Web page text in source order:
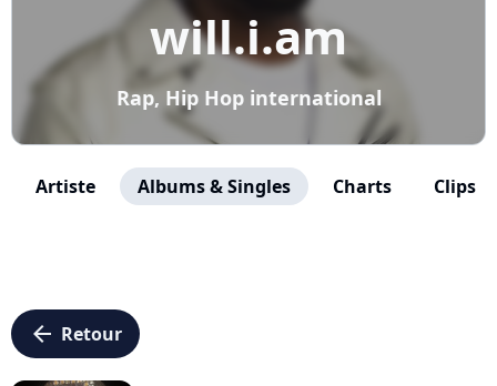
will.i.am
Rap, Hip Hop international
Artiste Albums & Singles Charts Clips
arrow_left Retour